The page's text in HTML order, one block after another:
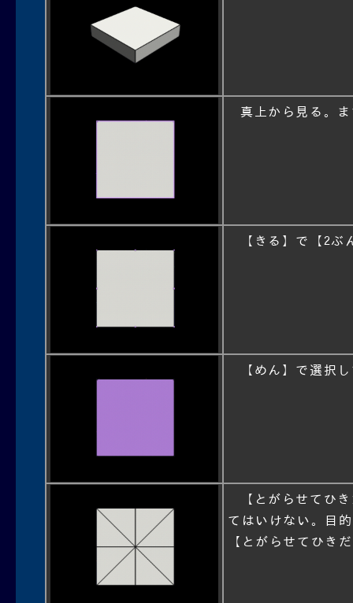
真上から見る。
【きる】で【2ぶ
【めん】で選択
【とがらせてひ
てはいけない。目
【とがらせてひき